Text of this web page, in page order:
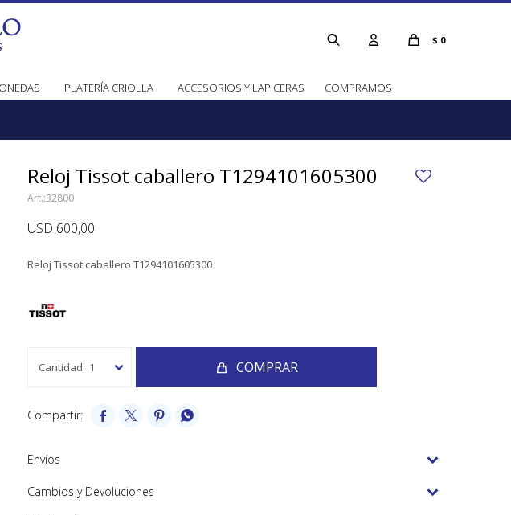
PLATERÍA CRIOLLA ACCESORIOS Y LAPICERAS COMPRAMOS
$ 0
Reloj Tissot caballero T1294101605300
32800
USD 600,00
Reloj Tissot caballero T1294101605300
1 COMPRAR
   
Envíos
Cambios y Devoluciones